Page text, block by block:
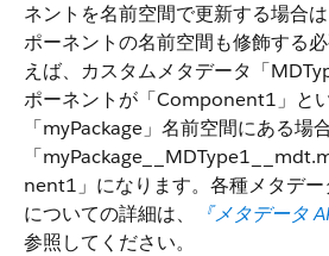
ネントを名前空間で更新する場合
ポーネントの名前空間も修飾する
えば、カスタムメタデータ「
ポーネントが「Component1」とい
「myPackage」名前空間にある場
「
nent1」になります。各種メタデ
についての詳細は、
『メタデータ
参照してください。